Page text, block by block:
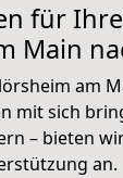
für
Main
am
mit sich
– bieten
an.